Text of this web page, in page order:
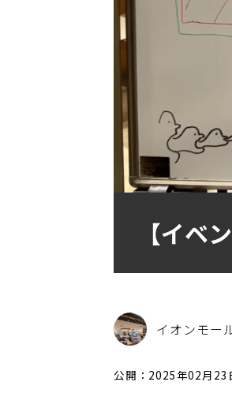
【イベ
イオンモー
公開：2025年02月23